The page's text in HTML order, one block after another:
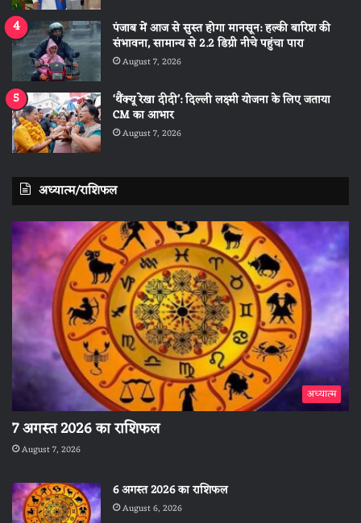
पंजाब में आज से सुस्त होगा मानसून: हल्की बारिश की
संभावना, सामान्य से 2.2 डिग्री नीचे पहुंचा पारा
August 7, 2026
‘थैंक्यू रेखा दीदी’: दिल्ली लक्ष्मी योजना के लिए जताया
CM का आभार
August 7, 2026
अध्यात्म/राशिफल
अध्यात्म
7 अगस्त 2026 का राशिफल
August 7, 2026
6 अगस्त 2026 का राशिफल
August 6, 2026